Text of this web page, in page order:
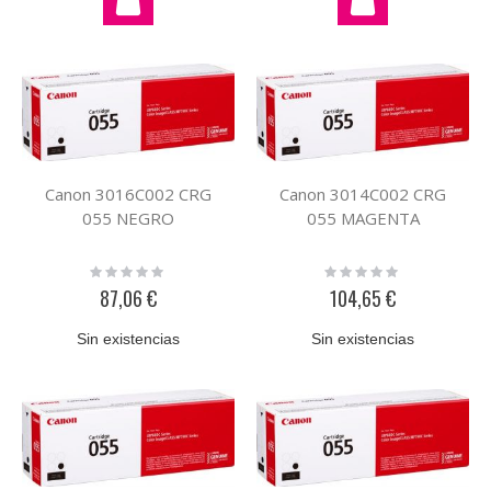
Canon 3016C002 CRG
055 NEGRO
Rating:
87,06 €
Sin existencias
Canon 3014C002 CRG
055 MAGENTA
Rating:
104,65 €
Sin existencias